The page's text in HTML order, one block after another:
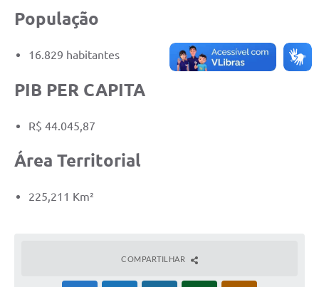
População
16.829 habitantes
PIB PER CAPITA
R$ 44.045,87
Área Territorial
225,211 Km²
COMPARTILHAR